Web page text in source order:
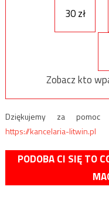
30 zł
Zobacz kto
Dziękujemy za pomoc
https://kancelaria-litwin.pl
PODOBA CI SIĘ TO